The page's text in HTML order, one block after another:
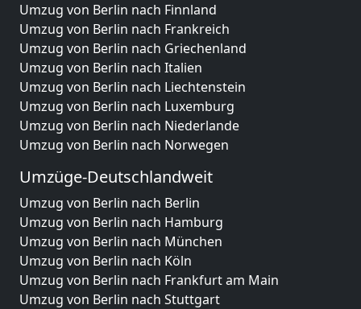
Umzug von Berlin nach Finnland
Umzug von Berlin nach Frankreich
Umzug von Berlin nach Griechenland
Umzug von Berlin nach Italien
Umzug von Berlin nach Liechtenstein
Umzug von Berlin nach Luxemburg
Umzug von Berlin nach Niederlande
Umzug von Berlin nach Norwegen
Umzüge-Deutschlandweit
Umzug von Berlin nach Berlin
Umzug von Berlin nach Hamburg
Umzug von Berlin nach München
Umzug von Berlin nach Köln
Umzug von Berlin nach Frankfurt am Main
Umzug von Berlin nach Stuttgart